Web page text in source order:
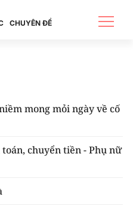
CHUYÊN ĐỀ
mong mỏi ngày về cố
chuyển tiền - Phụ nữ